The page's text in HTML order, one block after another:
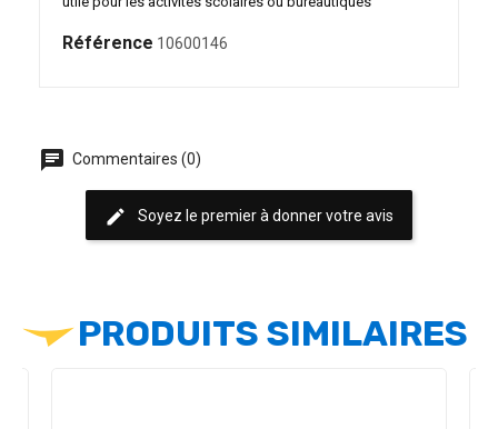
Référence 10600146
chat Commentaires (0)
edit Soyez le premier à donner votre avis
PRODUITS SIMILAIRES